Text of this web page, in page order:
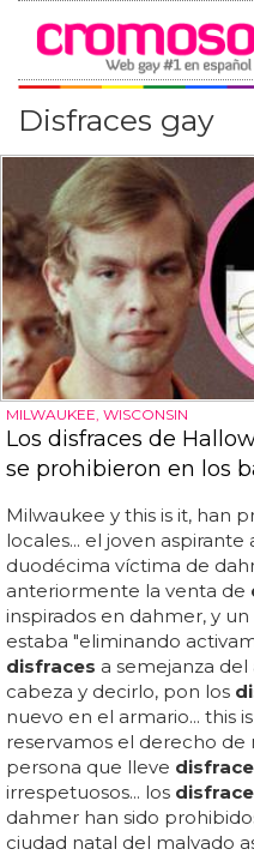
Disfraces gay
MILWAUKEE, WISCONSIN
Los disfraces de
se prohibieron en los
Milwaukee y this is it, han
locales... el joven aspirante
duodécima víctima de
anteriormente la venta de
inspirados en dahmer, y
estaba "eliminando
disfraces a semejanza del
cabeza y decirlo, pon los
nuevo en el armario... this
reservamos el derecho de
persona que lleve
irrespetuosos... los
dahmer han sido
ciudad natal del malvado